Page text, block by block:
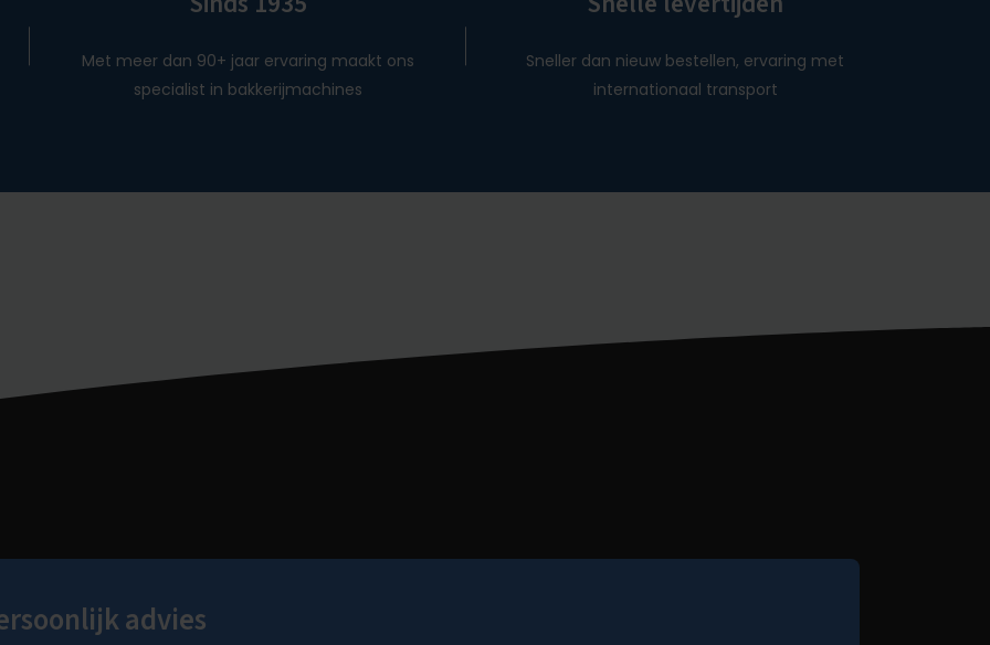
Met meer dan 90+ jaar ervaring maakt ons
specialist in bakkerijmachines
Sneller dan nieuw bestellen, ervaring met
internationaal transport
advies